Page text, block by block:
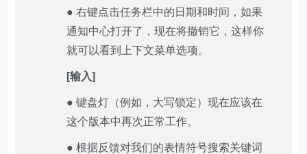
● 右键点击任务栏中的日期和时间，如果
通知中心打开了，现在将撤销它，这样你
就可以看到上下文菜单选项。
[输入]
● 键盘灯（例如，大写锁定）现在应该在
这个版本中再次正常工作。
● 根据反馈对我们的表情符号搜索关键词